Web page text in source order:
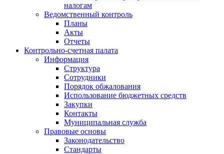
налогам
Ведомственный контроль
Планы
Акты
Отчеты
Контрольно-счетная палата
Информация
Структура
Сотрудники
Порядок обжалования
Использование бюджетных средств
Закупки
Контакты
Муниципальная служба
Правовые основы
Законодательство
Стандарты